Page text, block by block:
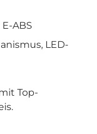
ABS
LED-
Top-